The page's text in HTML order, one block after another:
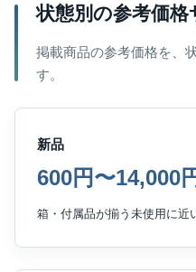
状態別の参考価格
掲載商品の参考価格を、
す。
新品
600円〜14,000
箱・付属品が揃う未使用に近